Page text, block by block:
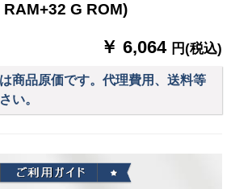
G ROM)
￥ 6,064 円(税込)
商品原価です。代理費用、送料等
い。